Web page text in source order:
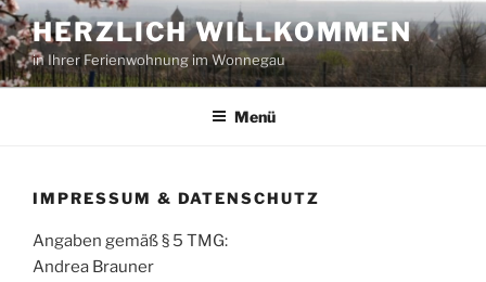
Zum
Inhalt
springen
HERZLICH WILLKOMMEN
in Ihrer Ferienwohnung im Wonnegau
Menü
IMPRESSUM & DATENSCHUTZ
Angaben gemäß § 5 TMG:
Andrea Brauner